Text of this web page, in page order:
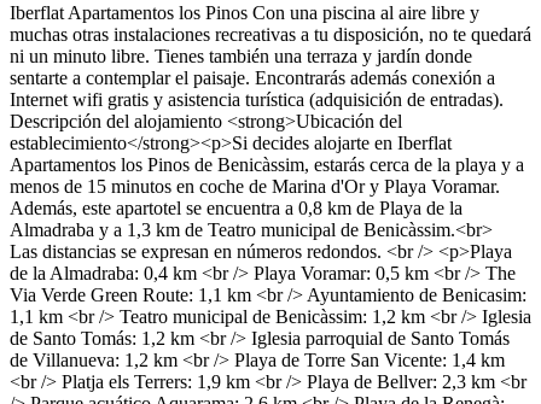
Iberflat Apartamentos los Pinos Con una piscina al aire libre y
muchas otras instalaciones recreativas a tu disposición, no te quedará
ni un minuto libre. Tienes también una terraza y jardín donde
sentarte a contemplar el paisaje. Encontrarás además conexión a
Internet wifi gratis y asistencia turística (adquisición de entradas).
Descripción del alojamiento <strong>Ubicación del
establecimiento</strong><p>Si decides alojarte en Iberflat
Apartamentos los Pinos de Benicàssim, estarás cerca de la playa y a
menos de 15 minutos en coche de Marina d'Or y Playa Voramar.
Además, este apartotel se encuentra a 0,8 km de Playa de la
Almadraba y a 1,3 km de Teatro municipal de Benicàssim.<br>
Las distancias se expresan en números redondos. <br /> <p>Playa
de la Almadraba: 0,4 km <br /> Playa Voramar: 0,5 km <br /> The
Via Verde Green Route: 1,1 km <br /> Ayuntamiento de Benicasim:
1,1 km <br /> Teatro municipal de Benicàssim: 1,2 km <br /> Iglesia
de Santo Tomás: 1,2 km <br /> Iglesia parroquial de Santo Tomás
de Villanueva: 1,2 km <br /> Playa de Torre San Vicente: 1,4 km
<br /> Platja els Terrers: 1,9 km <br /> Playa de Bellver: 2,3 km <br